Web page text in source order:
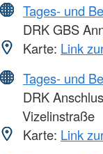
Tages- und
DRK GBS
Karte: Link
Tages- und
DRK
Vizelinstraße
Karte: Link